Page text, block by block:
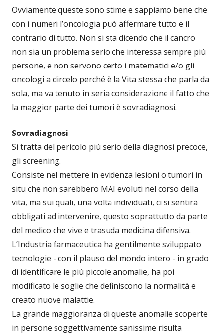
Ovviamente queste sono stime e sappiamo bene che
con i numeri l’oncologia può affermare tutto e il
contrario di tutto. Non si sta dicendo che il cancro
non sia un problema serio che interessa sempre più
persone, e non servono certo i matematici e/o gli
oncologi a dircelo perché è la Vita stessa che parla da
sola, ma va tenuto in seria considerazione il fatto che
la maggior parte dei tumori è sovradiagnosi.
Sovradiagnosi
Si tratta del pericolo più serio della diagnosi precoce,
gli screening.
Consiste nel mettere in evidenza lesioni o tumori in
situ che non sarebbero MAI evoluti nel corso della
vita, ma sui quali, una volta individuati, ci si sentirà
obbligati ad intervenire, questo soprattutto da parte
del medico che vive e trasuda medicina difensiva.
L’Industria farmaceutica ha gentilmente sviluppato
tecnologie - con il plauso del mondo intero - in grado
di identificare le più piccole anomalie, ha poi
modificato le soglie che definiscono la normalità e
creato nuove malattie.
La grande maggioranza di queste anomalie scoperte
in persone soggettivamente sanissime risulta